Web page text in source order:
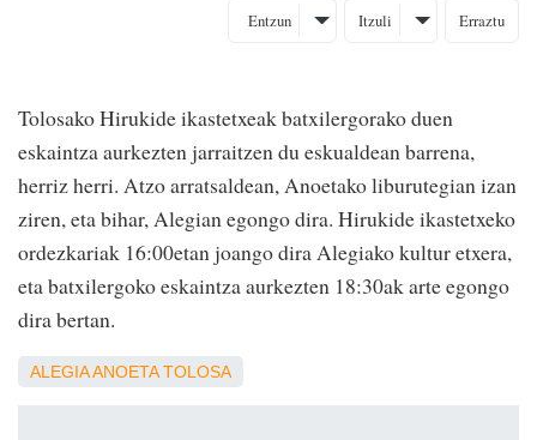
Entzun Itzuli Erraztu
Tolosako Hirukide ikastetxeak batxilergorako duen
eskaintza aurkezten jarraitzen du eskualdean barrena,
herriz herri. Atzo arratsaldean, Anoetako liburutegian izan
ziren, eta bihar, Alegian egongo dira. Hirukide ikastetxeko
ordezkariak 16:00etan joango dira Alegiako kultur etxera,
eta batxilergoko eskaintza aurkezten 18:30ak arte egongo
dira bertan.
ALEGIAANOETA TOLOSA